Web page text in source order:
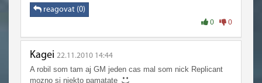
reagovat (0)
0 0
Kagei 22.11.2010 14:44
A robil som tam aj GM jeden cas mal som nick Replicant
mozno si niekto pamatate